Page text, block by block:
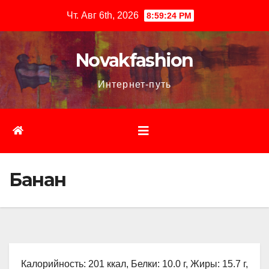
содержимому
Чт. Авг 6th, 2026 8:59:25 PM
Novakfashion
Интернет-путь
Банан
Калорийность: 201 ккал, Белки: 10.0 г, Жиры: 15.7 г,